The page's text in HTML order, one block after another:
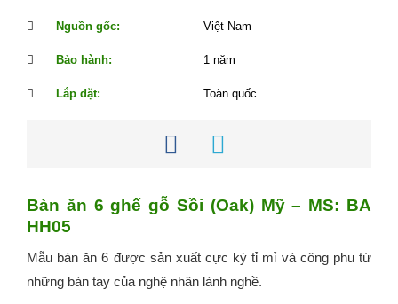
Nguồn gốc: Việt Nam
Bảo hành: 1 năm
Lắp đặt: Toàn quốc
Bàn ăn 6 ghế gỗ Sồi (Oak) Mỹ – MS: BA
HH05
Mẫu bàn ăn 6 được sản xuất cực kỳ tỉ mỉ và công phu từ
những bàn tay của nghệ nhân lành nghề.